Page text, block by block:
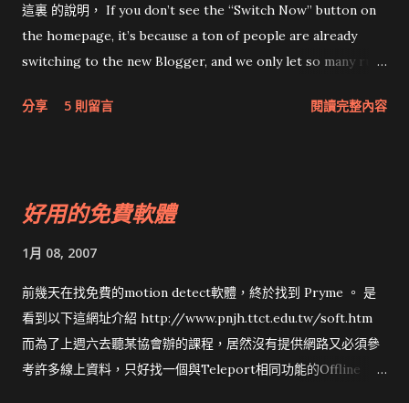
這裏 的說明， If you don’t see the “Switch Now” button on
the homepage, it’s because a ton of people are already
switching to the new Blogger, and we only let so many run
experience. Just log in to old Blogger for now, and we’ll
喜愛的圖片，未成年請勿看； Google 黑板報 有許多好文章；
享她的Blogger升級經驗，請看留言。（不過在下仍然還沒等
到） P.S. 居然有女性讀者....實在是太感動了。
分享 5 則留言 閱讀完整內容
好用的免費軟體
1月 08, 2007
前幾天在找免費的motion detect軟體，終於找到 Pryme 。 是
看到以下這網址介紹 http://www.pnjh.ttct.edu.tw/soft.htm
而為了上週六去聽某協會辦的課程，居然沒有提供網路又必須參
考許多線上資料，只好找一個與Teleport相同功能的Offline